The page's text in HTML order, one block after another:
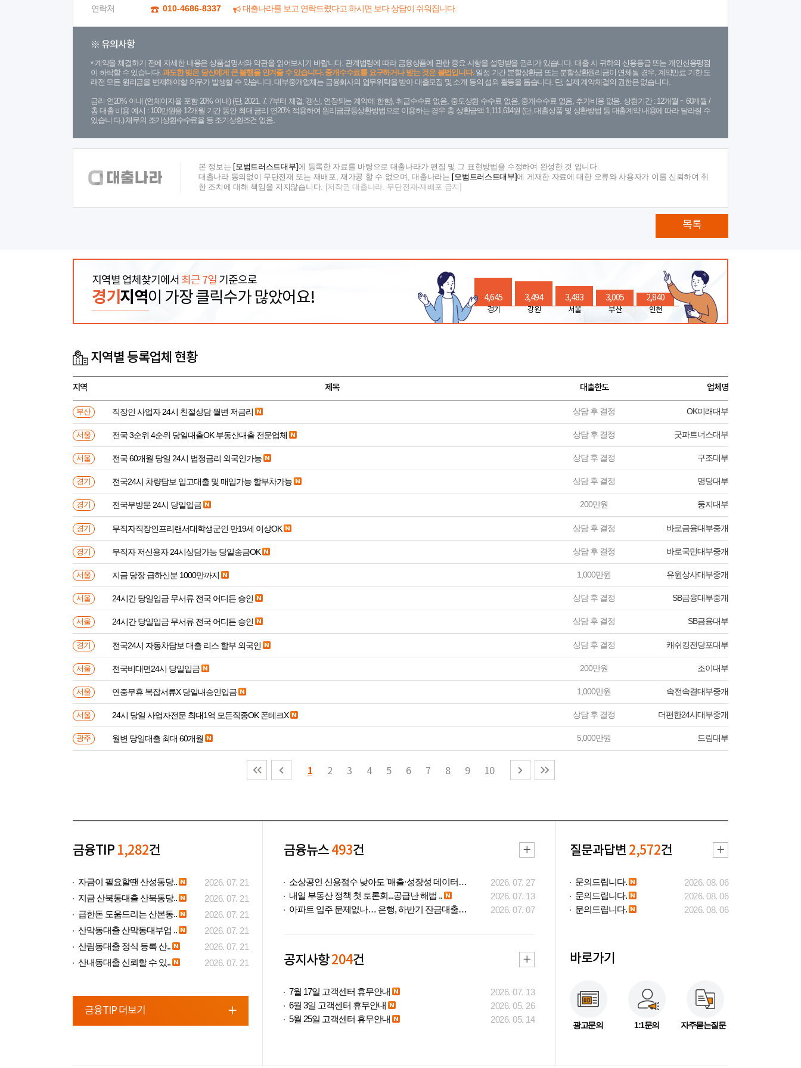
연락처
010-4686-8337 대출나라를 보고 연락드렸다고 하시면 보다 상담이 쉬워집니다.
※ 유의사항
계약을 체결하기 전에 자세한 내용은 상품설명서와 약관을 읽어보시기 바랍니다. 관계법령에 따라 금융상품에 관한 중요 사항을 설명받을 권리가 있습니다. 대출 시 귀하의 신용등급 또는 개인신용평점
이 하락할 수 있습니다.과도한 빚은 당신에게 큰 불행을 안겨줄 수 있습니다. 중개수수료를 요구하거나 받는 것은 불법입니다.일정 기간 분할상환금 또는 분할상환원리금이 연체될 경우, 계약만료 기한 도
래전 모든 원리금을 변제해야할 의무가 발생할 수 있습니다. 대부중개업체는 금융회사의 업무위탁을 받아 대출모집 및 소개 등의 섭외 활동을 돕습니다. 단, 실제 계약체결의 권한은 없습니다.
금리 연20% 이내 (연체이자율 포함 20% 이내) (단, 2021. 7. 7부터 체결, 갱신, 연장되는 계약에 한함), 취급수수료 없음, 중도상환 수수료 없음, 중개수수료 없음, 추가비용 없음. 상환기간 : 12개월 ~ 60개월 /
총 대출 비용 예시 : 100만원을 12개월 기간 동안 최대 금리 연20% 적용하여 원리금균등상환방법으로 이용하는 경우 총 상환금액 1,111,614원 (단, 대출상품 및 상환방법 등 대출계약 내용에 따라 달라질 수
있습니 다.) 채무의 조기상환수수료율 등 조기상환조건 없음.
본 정보는 [모범트러스트대부]에 등록한 자료를 바탕으로 대출나라가 편집 및 그 표현방법을 수정하여 완성한 것 입니다.
대출나라 동의없이 무단전재 또는 재배포, 재가공 할 수 없으며, 대출나라는
[모범트러스트대부]에 게재한 자료에 대한 오류와 사용자가 이를 신뢰하여 취
한 조치에 대해 책임을 지지않습니다.
[저작권 대출나라. 무단전재-재배포 금지]
목록
지역별 업체찾기에서 최근 7일 기준으로
경기 지역이 가장 클릭수가 많았어요! 4,645
경기
3,494
강원
3,483
서울
3,005
부산
2,840
인천
지역별 등록업체 현황
지역 제목 대출한도 업체명
부산 직장인 사업자 24시 친절상담 월변 저금리 상담 후 결정 OK미래대부
서울 전국 3순위 4순위 당일대출OK 부동산대출 전문업체 상담 후 결정 굿파트너스대부
서울 전국 60개월 당일 24시 법정금리 외국인가능 상담 후 결정 구조대부
경기 전국24시 차량담보 입고대출 및 매입가능 할부차가능 상담 후 결정 명당대부
경기 전국무방문 24시 당일입금 200만원 둥지대부
경기 무직자직장인프리랜서대학생군인 만19세 이상OK 상담 후 결정 바로금융대부중개
경기 무직자 저신용자 24시상담가능 당일송금OK 상담 후 결정 바로국민대부중개
서울 지금 당장 급하신분 1000만까지 1,000만원 유원상사대부중개
서울 24시간 당일입금 무서류 전국 어디든 승인 상담 후 결정 SB금융대부중개
서울 24시간 당일입금 무서류 전국 어디든 승인 상담 후 결정 SB금융대부
경기 전국24시 자동차담보 대출 리스 할부 외국인 상담 후 결정 캐쉬킹전당포대부
서울 전국비대면24시 당일입금 200만원 조이대부
서울 연중무휴 복잡서류X 당일내승인입금 1,000만원 속전속결대부중개
서울 24시 당일 사업자전문 최대1억 모든직종OK 폰테크X 상담 후 결정 더편한24시대부중개
광주 월변 당일대출 최대 60개월 5,000만원 드림대부
1 2 3 4 5 6 7 8 9 10
금융TIP 1,282건
자금이 필요할땐 산성동당..
2026. 07. 21
지금 산북동대출 산북동당..
2026. 07. 21
급한돈 도움드리는 산본동..
2026. 07. 21
산막동대출 산막동대부업 ..
2026. 07. 21
산림동대출 정식 등록 산..
2026. 07. 21
산내동대출 신뢰할 수 있..
2026. 07. 21
금융TIP 더보기
금융뉴스493건
소상공인 신용점수 낮아도 '매출·성장성 데이터..
2026. 07. 27
내일 부동산 정책 첫 토론회...공급난 해법 ..
2026. 07. 13
아파트 입주 문제없나… 은행, 하반기 잔금대출..
2026. 07. 07
공지사항204건
7월 17일 고객센터 휴무안내
2026. 07. 13
6월 3일 고객센터 휴무안내
2026. 05. 26
5월 25일 고객센터 휴무안내
2026. 05. 14
질문과답변 2,572건
문의드립니다.
2026. 08. 06
문의드립니다.
2026. 08. 06
문의드립니다.
2026. 08. 06
바로가기
광고문의 1:1문의 자주묻는질문